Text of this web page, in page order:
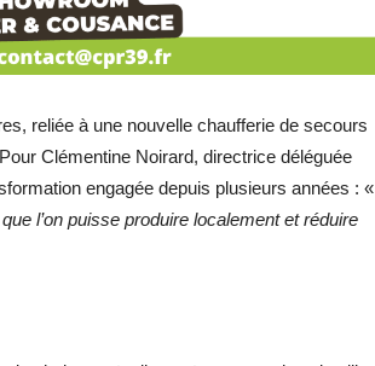
reliée à une nouvelle chaufferie de secours
Clémentine Noirard, directrice déléguée
engagée depuis plusieurs années : «
l’on puisse produire localement et réduire